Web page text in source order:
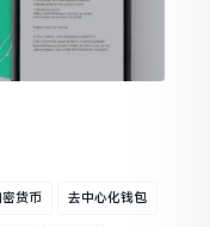
密货币 去中心化钱包